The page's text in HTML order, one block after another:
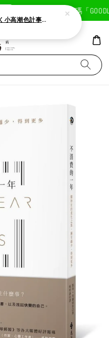
首次註冊輸入折扣碼「
好好閱讀T｜いくいく小高潮色計事務所X好好生活書店聯名款